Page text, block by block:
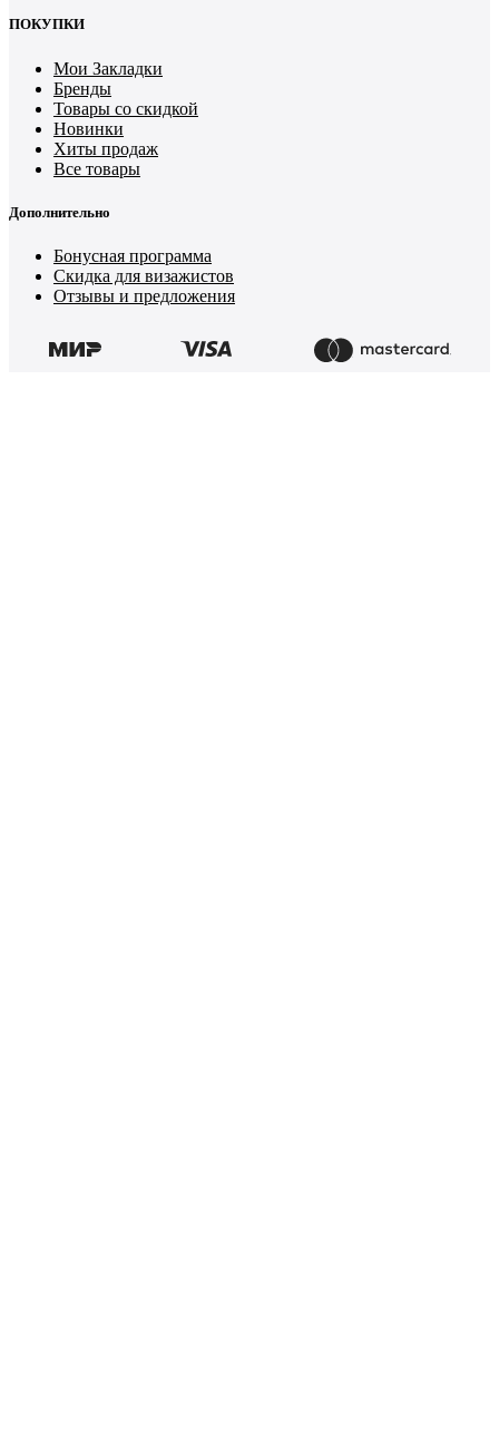
ПОКУПКИ
Мои Закладки
Бренды
Товары со скидкой
Новинки
Хиты продаж
Все товары
Дополнительно
Бонусная программа
Скидка для визажистов
Отзывы и предложения